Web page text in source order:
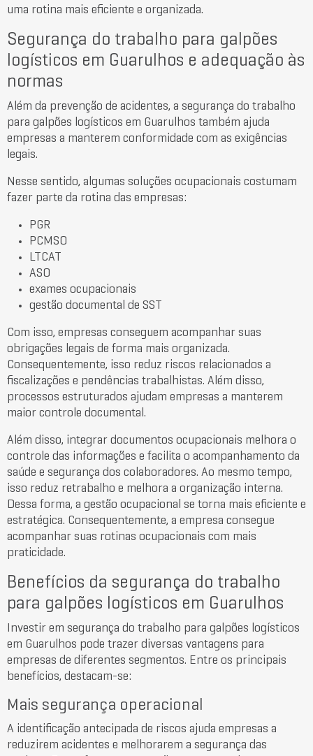
uma rotina mais eficiente e organizada.
Segurança do trabalho para galpões
logísticos em Guarulhos e adequação às
normas
Além da prevenção de acidentes, a segurança do trabalho
para galpões logísticos em Guarulhos também ajuda
empresas a manterem conformidade com as exigências
legais.
Nesse sentido, algumas soluções ocupacionais costumam
fazer parte da rotina das empresas:
PGR
PCMSO
LTCAT
ASO
exames ocupacionais
gestão documental de SST
Com isso, empresas conseguem acompanhar suas
obrigações legais de forma mais organizada.
Consequentemente, isso reduz riscos relacionados a
fiscalizações e pendências trabalhistas. Além disso,
processos estruturados ajudam empresas a manterem
maior controle documental.
Além disso, integrar documentos ocupacionais melhora o
controle das informações e facilita o acompanhamento da
saúde e segurança dos colaboradores. Ao mesmo tempo,
isso reduz retrabalho e melhora a organização interna.
Dessa forma, a gestão ocupacional se torna mais eficiente e
estratégica. Consequentemente, a empresa consegue
acompanhar suas rotinas ocupacionais com mais
praticidade.
Benefícios da segurança do trabalho
para galpões logísticos em Guarulhos
Investir em segurança do trabalho para galpões logísticos
em Guarulhos pode trazer diversas vantagens para
empresas de diferentes segmentos. Entre os principais
benefícios, destacam-se:
Mais segurança operacional
A identificação antecipada de riscos ajuda empresas a
reduzirem acidentes e melhorarem a segurança das